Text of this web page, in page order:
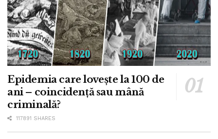
Epidemia care lovește la 100 de
ani – coincidență sau mână
criminală?
117891 SHARES